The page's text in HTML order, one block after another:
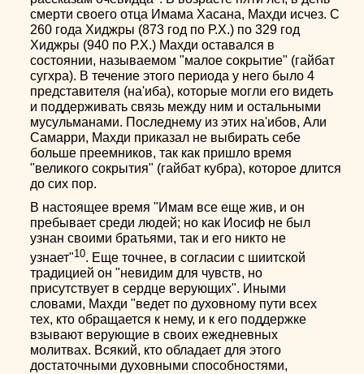
смерти своего отца Имама Хасана, Махди исчез. С
260 года Хиджры (873 год по Р.Х.) по 329 год
Хиджры (940 по Р.Х.) Махди оставался в
состоянии, называемом "малое сокрытие" (гайбат
сугхра). В течение этого периода у него было 4
представителя (на'иба), которые могли его видеть
и поддерживать связь между ним и остальными
мусульманами. Последнему из этих на'ибов, Али
Самарри, Махди приказал не выбирать себе
больше преемников, так как пришло время
"великого сокрытия" (гайбат кубра), которое длится
до сих пор.
В настоящее время "Имам все еще жив, и он
пребывает среди людей; но как Иосиф не был
узнан своими братьями, так и его никто не
узнает"10. Еще точнее, в согласии с шиитской
традицией он "невидим для чувств, но
присутствует в сердце верующих". Иными
словами, Махди "ведет по духовному пути всех
тех, кто обращается к нему, и к его поддержке
взывают верующие в своих ежедневных
молитвах. Всякий, кто обладает для этого
достаточными духовными способностями,